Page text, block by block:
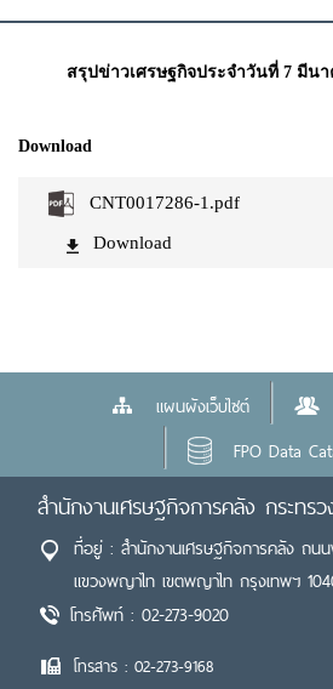
สรุปข่าวเศรษฐกิจประจำวันที่ 7 มีนา
Download
CNT0017286-1.pdf
Download
แผนผังเว็บไซต์
FPO Data
สำนักงานเศรษฐกิจการคลัง กระทร
ที่อยู่ : สำนักงานเศรษฐกิจการคลัง ถ
แขวงพญาไท เขตพญาไท กรุงเทพฯ
โทรศัพท์ : 02-273-9020
โทรสาร : 02-273-9168